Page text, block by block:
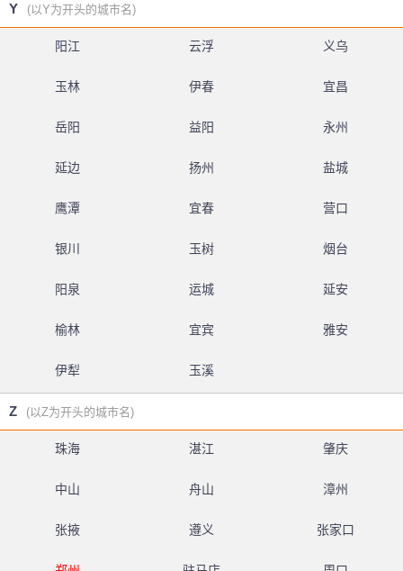
Y (以Y为开头的城市名)
阳江 云浮 义乌
玉林 伊春 宜昌
岳阳 益阳 永州
延边 扬州 盐城
鹰潭 宜春 营口
银川 玉树 烟台
阳泉 运城 延安
榆林 宜宾 雅安
伊犁 玉溪
Z (以Z为开头的城市名)
珠海 湛江 肇庆
中山 舟山 漳州
张掖 遵义 张家口